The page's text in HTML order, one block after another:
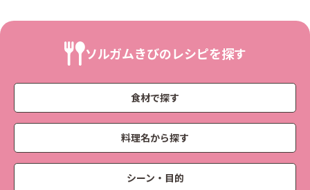
ソルガムきびのレシピを探す
食材で探す
料理名から探す
シーン・目的